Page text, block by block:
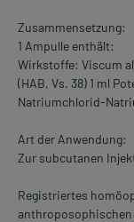
Zusammensetzung:
1 Ampulle enthält:
Wirkstoffe: Viscum
(HAB, Vs. 38) 1 ml
Natriumchlorid-
Art der Anwendung:
Zur subcutanen
Registriertes
anthroposophischen